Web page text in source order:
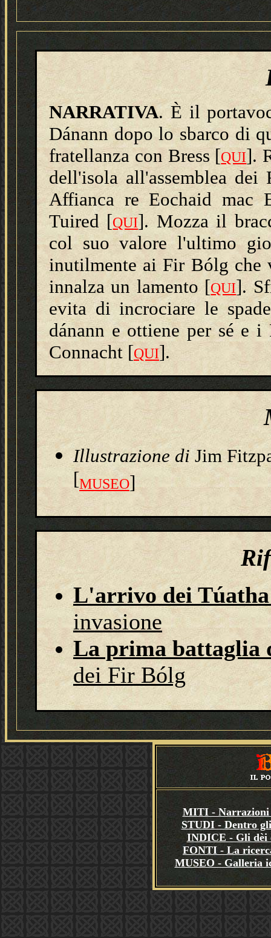
NARRATIVA. È il
Dánann dopo lo sbarco di
fratellanza con Bress [QUI].
dell'isola all'assemblea dei
Affianca re Eochaid mac
Tuired [QUI]. Mozza il
col suo valore l'ultimo
inutilmente ai Fir Bólg che
innalza un lamento [QUI].
evita di incrociare le
dánann e ottiene per sé e
Connacht [QUI].
IllustrazionediJim
[MUSEO]
L'arrivo dei Túatha
invasione
La prima battaglia
dei Fir Bólg
MITI - Narrazioni
STUDI - Dentro
INDICE - Gli dèi
FONTI - La
MUSEO - Galleria